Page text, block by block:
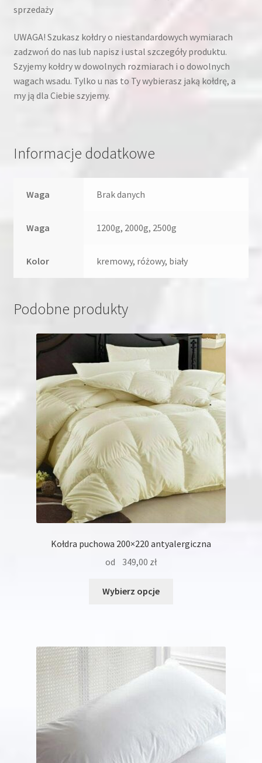
sprzedaży
UWAGA! Szukasz kołdry o niestandardowych wymiarach
zadzwoń do nas lub napisz i ustal szczegóły produktu.
Szyjemy kołdry w dowolnych rozmiarach i o dowolnych
wagach wsadu. Tylko u nas to Ty wybierasz jaką kołdrę, a
my ją dla Ciebie szyjemy.
Informacje dodatkowe
Waga Brak danych
Waga 1200g, 2000g, 2500g
Kolor kremowy, różowy, biały
Podobne produkty
Kołdra puchowa 200×220 antyalergiczna
od
349,00 zł
Wybierz opcje
Opcje
można
produktu